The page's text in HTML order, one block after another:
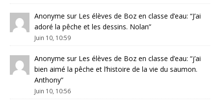
Anonyme sur Les élèves de Boz en classe d’eau: “J’ai
adoré la pêche et les dessins. Nolan”
Juin 10, 10:59
Anonyme sur Les élèves de Boz en classe d’eau: “j’ai
bien aimé la pêche et l’histoire de la vie du saumon.
Anthony”
Juin 10, 10:56